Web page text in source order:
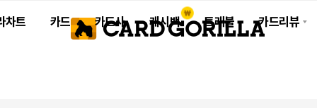
차트 카드 카드사 캐시백 트래블 카드리뷰